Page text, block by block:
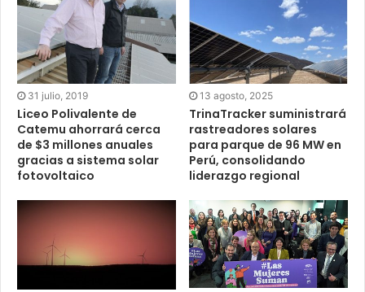
31 julio, 2019
Liceo Polivalente de
Catemu ahorrará cerca
de $3 millones anuales
gracias a sistema solar
fotovoltaico
13 agosto, 2025
TrinaTracker suministrará
rastreadores solares
para parque de 96 MW en
Perú, consolidando
liderazgo regional